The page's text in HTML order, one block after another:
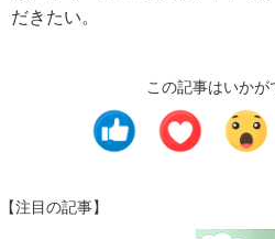
だきたい。
この記事はいかが
【注目の記事】